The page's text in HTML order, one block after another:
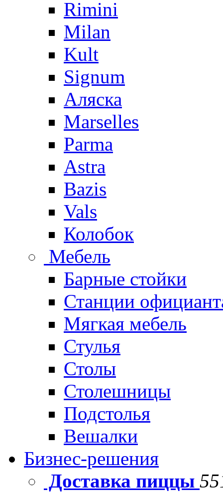
Rimini
Milan
Kult
Signum
Аляска
Marselles
Parma
Astra
Bazis
Vals
Колобок
Мебель
Барные стойки
Станции
Мягкая мебель
Стулья
Столы
Столешницы
Подстолья
Вешалки
Бизнес-решения
Доставка пиццы